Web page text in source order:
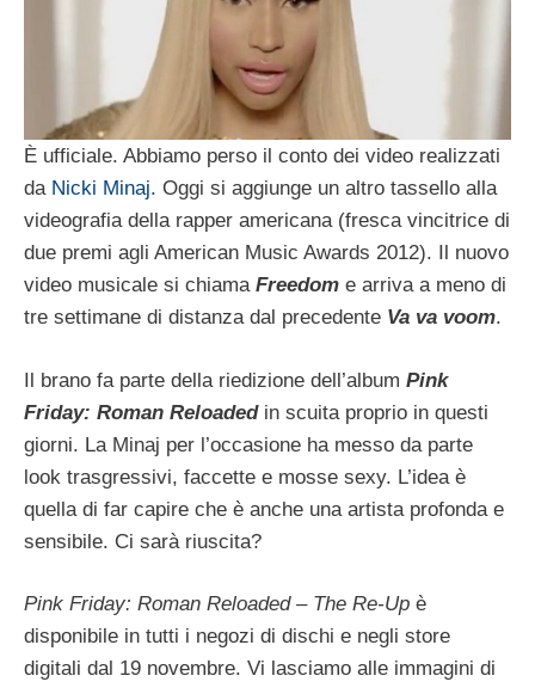
È ufficiale. Abbiamo perso il conto dei video realizzati
da Nicki Minaj. Oggi si aggiunge un altro tassello alla
videografia della rapper americana (fresca vincitrice di
due premi agli American Music Awards 2012). Il nuovo
video musicale si chiamaFreedom e arriva a meno di
tre settimane di distanza dal precedente Va va voom.
Il brano fa parte della riedizione dell’album Pink
Friday: Roman Reloadedin scuita proprio in questi
giorni. La Minaj per l’occasione ha messo da parte
look trasgressivi, faccette e mosse sexy. L’idea è
quella di far capire che è anche una artista profonda e
sensibile. Ci sarà riuscita?
Pink Friday: Roman Reloaded – The Re-Up è
disponibile in tutti i negozi di dischi e negli store
digitali dal 19 novembre. Vi lasciamo alle immagini di